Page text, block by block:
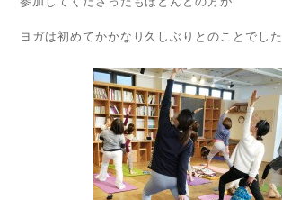
ヨガは初めてかかなり久しぶりとのことでした